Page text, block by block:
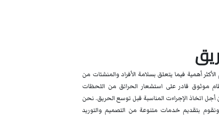
أهمية فيما يتعلق بسلامة الأفراد والمنشئات من
موثوق قادر على استشعار الحرائق من اللحظات
أجل اتخاذ الإجراءت المناسبة قبل توسع الحريق. نحن
بتقديم خدمات متنوعة من التصميم والتوريد